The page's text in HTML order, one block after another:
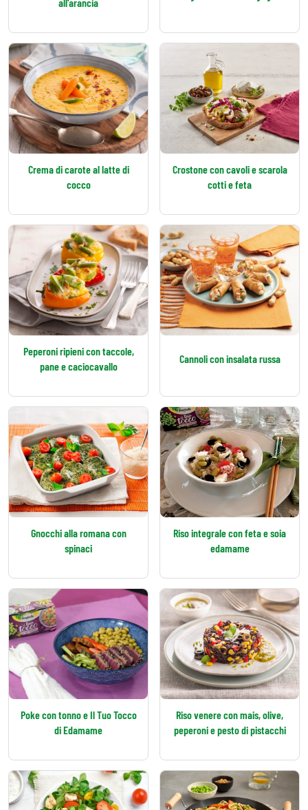
Crema di carote al latte di
cocco
Crostone con cavoli e scarola
cotti e feta
Peperoni ripieni con taccole,
pane e caciocavallo
Cannoli con insalata russa
Gnocchi alla romana con
spinaci
Riso integrale con feta e soia
edamame
Poke con tonno e Il Tuo Tocco
di Edamame
Riso venere con mais, olive,
peperoni e pesto di pistacchi